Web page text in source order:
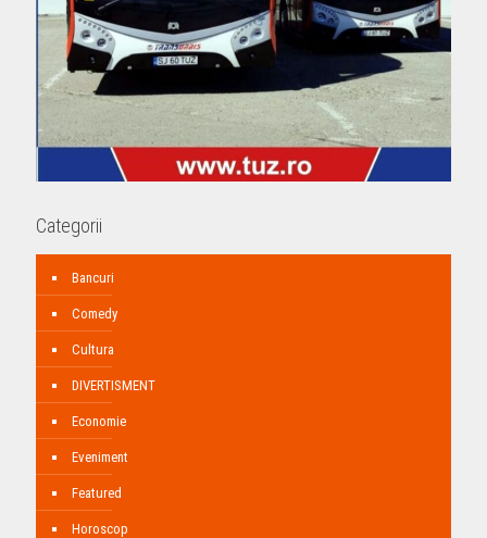
Categorii
Bancuri
Comedy
Cultura
DIVERTISMENT
Economie
Eveniment
Featured
Horoscop